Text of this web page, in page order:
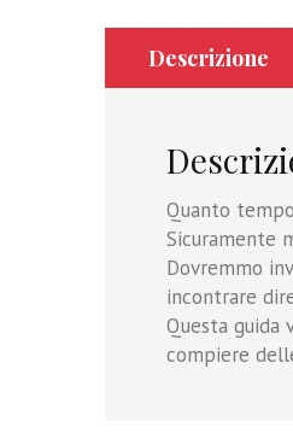
Descrizione
Quanto
Sicuramente
Dovremmo
incontrare
Questa guida
compiere